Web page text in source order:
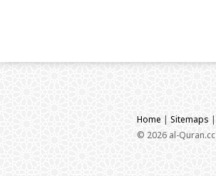
Home | Sitemaps |
© 2026 al-Quran.cc